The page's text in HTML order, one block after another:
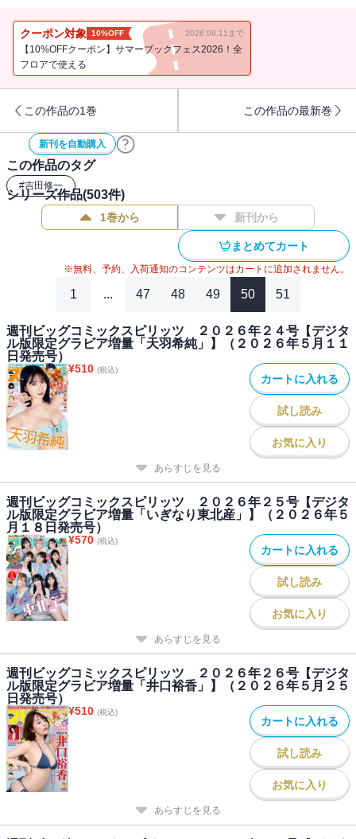
●『ヨシダ檸檬ドロップス』若木民喜
●『レ・セルバン』濱田浩輔
●最新11集、大ヒット御礼カラー！『ROPPEN-六篇-』宮下 暁
●『胚培養士ミズイロ』おかざき真里
●『ぬいの式日』志摩七春
●『魔界の議場』三田紀房＋魚戸おさむ
●単行本第１集、話題騒然カラー！『離婚したいアナタへ』柴門ふみ
●『そういう家の子の話』志村貴子
●『ディグニティ －旅行医の処方箋－』矢田恵梨子
●『気まぐれコンセプト』ホイチョイ・プロ
＊「週刊スピリッツ」デジタル版には、紙版の付録、特典等は含ま
また、紙版と一部内容が異なる場合があります。ご了承ください。
クーポン対象 10%OFF 2026.08.11まで
【10%OFFクーポン】サマーブックフェス2026！全
フロアで使える
この作品の1巻 この作品の最新巻
新刊を自動購入
この作品のタグ
#吉田修一
シリーズ作品(503件)
1巻から 新刊から
まとめてカート
※無料、予約、入荷通知のコンテンツはカートに追加されません。
1 ... 47 48 49 50 51
週刊ビッグコミックスピリッツ ２０２６年２４号【デジタ
ル版限定グラビア増量「天羽希純」】（２０２６年５月１１
日発売号）
¥510 (税込)
カートに入れる
試し読み
お気に入り
あらすじを見る
週刊ビッグコミックスピリッツ ２０２６年２５号【デジタ
ル版限定グラビア増量「いぎなり東北産」】（２０２６年５
月１８日発売号）
¥570 (税込)
カートに入れる
試し読み
お気に入り
あらすじを見る
週刊ビッグコミックスピリッツ ２０２６年２６号【デジタ
ル版限定グラビア増量「井口裕香」】（２０２６年５月２５
日発売号）
¥510 (税込)
カートに入れる
試し読み
お気に入り
あらすじを見る